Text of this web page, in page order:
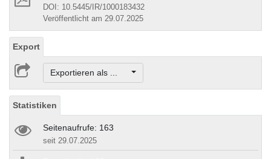
DOI: 10.5445/IR/1000183432
Veröffentlicht am 29.07.2025
Export
Exportieren als ...
Statistiken
Seitenaufrufe: 163
seit 29.07.2025